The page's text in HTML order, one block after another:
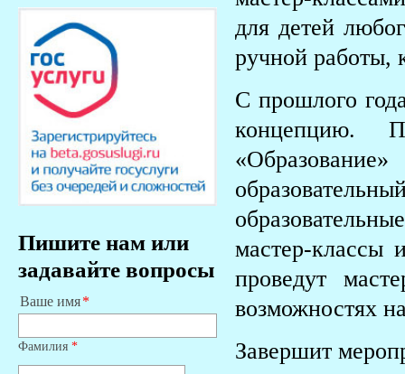
Пишите нам или
задавайте вопросы
Ваше имя
Фамилия *
для детей
ручной работы,
С прошлого
концепцию.
мастер-классы
проведут
возможностях
Завершит